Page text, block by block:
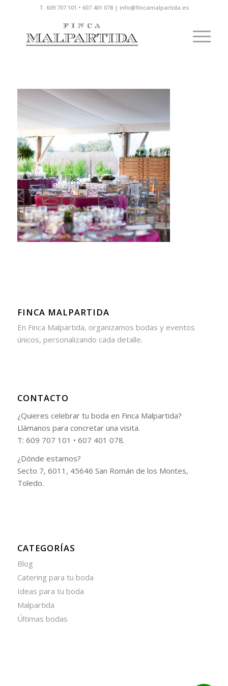
T. 609 707 101 • 607 401 078 | info@fincamalpartida.es
FINCA MALPARTIDA
En Finca Malpartida, organizamos bodas y eventos
únicos, personalizando cada detalle.
CONTACTO
¿Quieres celebrar tu boda en Finca Malpartida?
Llámanos para concretar una visita.
T: 609 707 101 • 607 401 078.
¿Dónde estamos?
Secto 7, 6011, 45646 San Román de los Montes,
Toledo.
CATEGORÍAS
Blog
Catering para tu boda
Ideas para tu boda
Malpartida
Últimas bodas